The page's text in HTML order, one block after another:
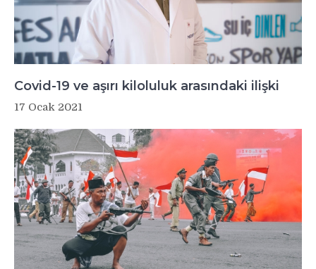
Covid-19 ve aşırı kiloluluk arasındaki ilişki
17 Ocak 2021